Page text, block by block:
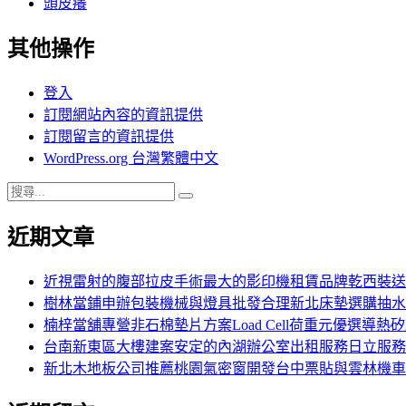
頭皮癢
其他操作
登入
訂閱網站內容的資訊提供
訂閱留言的資訊提供
WordPress.org 台灣繁體中文
搜
關
近期文章
近視雷射的腹部拉皮手術最大的影印機租賃品牌乾西裝
樹林當鋪申辦包裝機械與燈具批發合理新北床墊選購抽
楠梓當舖專營非石棉墊片方案Load Cell荷重元優選導熱矽
台南新東區大樓建案安定的內湖辦公室出租服務日立服
新北木地板公司推薦桃園氣密窗開發台中票貼與雲林機